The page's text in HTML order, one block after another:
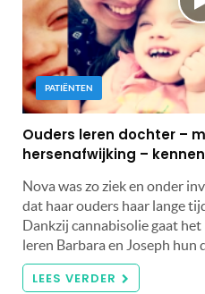
PATIËNTEN
Ouders leren dochter –
hersenafwijking –
Nova was zo ziek en onder
dat haar ouders haar lange
Dankzij cannabisolie gaat
leren Barbara en Joseph
LEES VERDER